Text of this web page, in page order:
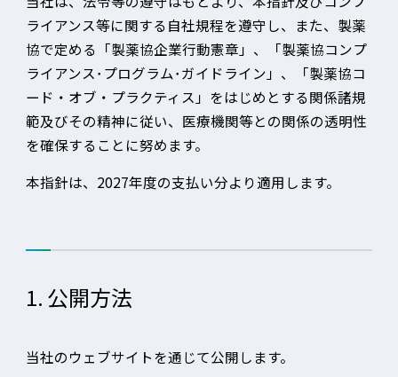
ライアンス等に関する自社規程を遵守し、また、製薬
協で定める「製薬協企業行動憲章」、「製薬協コンプ
ライアンス･プログラム･ガイドライン」、「製薬協コ
ード・オブ・プラクティス」をはじめとする関係諸規
範及びその精神に従い、医療機関等との関係の透明性
を確保することに努めます。
本指針は、2027年度の支払い分より適用します。
1. 公開方法
当社のウェブサイトを通じて公開します。